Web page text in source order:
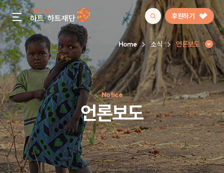
gnb menu open 후원하기
인기 키워드
#정기후원#하트플레이스#캠페인#팬덤후원
Home 소식 언론보도
Notice
언론보도